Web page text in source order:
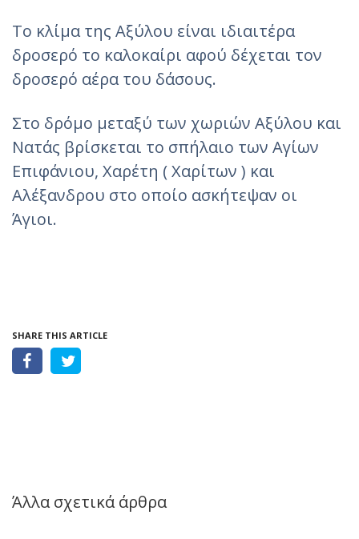
Το κλίμα της Αξύλου είναι ιδιαιτέρα
δροσερό το καλοκαίρι αφού δέχεται τον
δροσερό αέρα του δάσους.
Στο δρόμο μεταξύ των χωριών Αξύλου και
Νατάς βρίσκεται το σπήλαιο των Αγίων
Επιφάνιου, Χαρέτη ( Χαρίτων ) και
Αλέξανδρου στο οποίο ασκήτεψαν οι
Άγιοι.
SHARE THIS ARTICLE
Άλλα σχετικά άρθρα